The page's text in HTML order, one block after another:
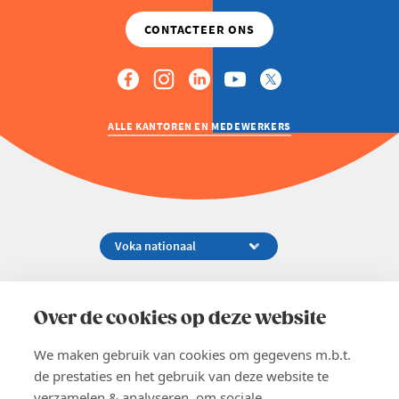
Over de cookies op deze website
We maken gebruik van cookies om gegevens m.b.t.
de prestaties en het gebruik van deze website te
ALLE KANTOREN EN MEDEWERKERS
02 229 81 11